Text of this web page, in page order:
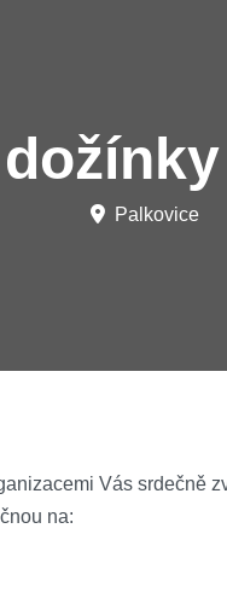
Palkovice
Vás srdečně
na: